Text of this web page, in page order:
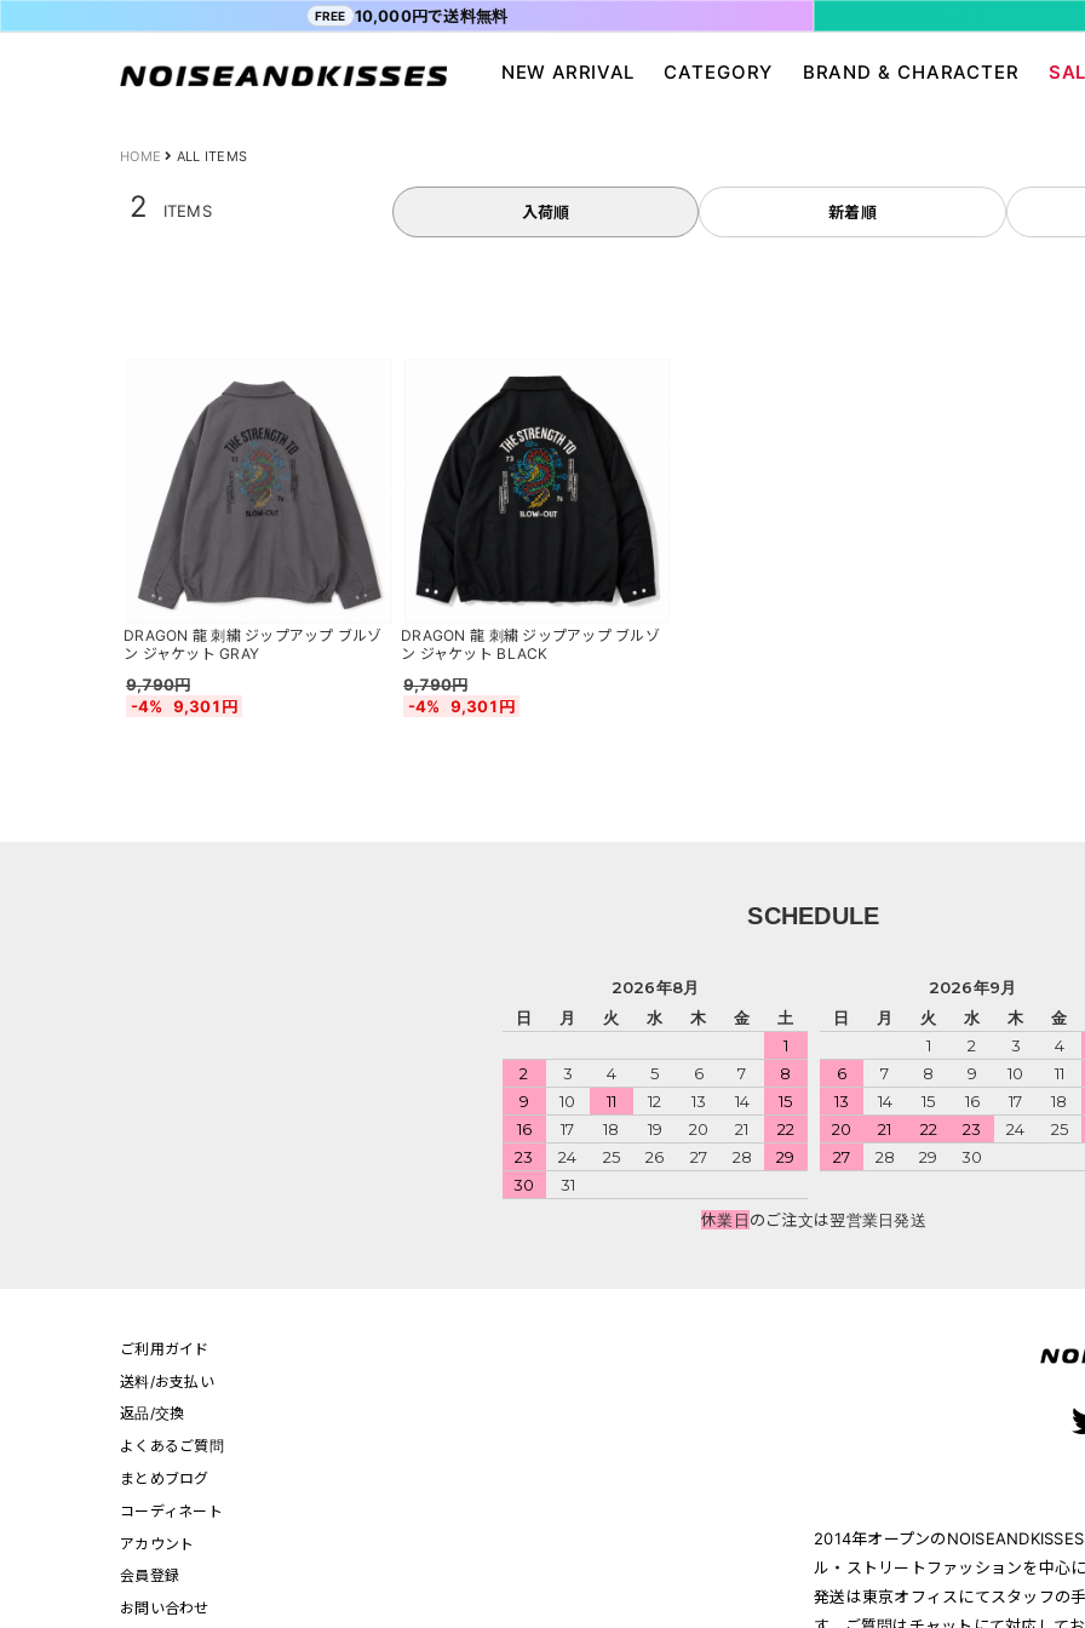
NEW ARRIVAL CATEGORY
ALL ITEM
スウェット・ニット
ワンピース
バッグ
帽子・雑貨
シューズ・靴下
BRAND & CHARACTER
ACDC RAG
POWER TO THE PEOPLE
XTS
まちかど画廊
ドラゴンボール
Dr.スランプ アラレちゃん
guernika
BETTY BOOP
ショッピングガイド
INTERNATIONAL
FREE 10,000円で送料無料
HOME ALL ITEMS
2 ITEMS 入荷順 新着順
DRAGON 龍 刺繍 ジップアップ ブルゾ
ン ジャケット GRAY
9,790円
-4%
9,301円
DRAGON 龍 刺繍 ジップアップ ブルゾ
ン ジャケット BLACK
9,790円
-4%
9,301円
SCHEDULE
2026年8月
日
月 火 水 木 金
土
1
2
3 4 5 6 7
8
9
10 11 12 13 14
15
16
17 18 19 20 21
22
23
24 25 26 27 28
29
30
31
2026年9月
日
月 火 水 木 金
1
2 3 4
6
7 8 9 10 11
13
14 15 16 17 18
20
21 22 23 24 25
27
28 29 30
休業日のご注文は翌営業日発送
2014年オープンの
ル・ストリートファッションを中心
発送は東京オフィスにてスタッフの
ご利用ガイド
送料/お支払い
返品/交換
よくあるご質問
まとめブログ
コーディネート
アカウント
会員登録
お問い合わせ